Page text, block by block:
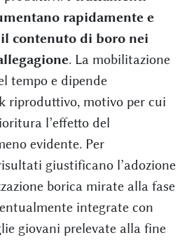
rapidamente e
contenuto di boro nei
. La mobilitazione
tempo e dipende
riproduttivo, motivo per cui
l’effetto del
evidente. Per
giustificano l’adozione
borica mirate alla fase
integrate con
giovani prelevate alla fine